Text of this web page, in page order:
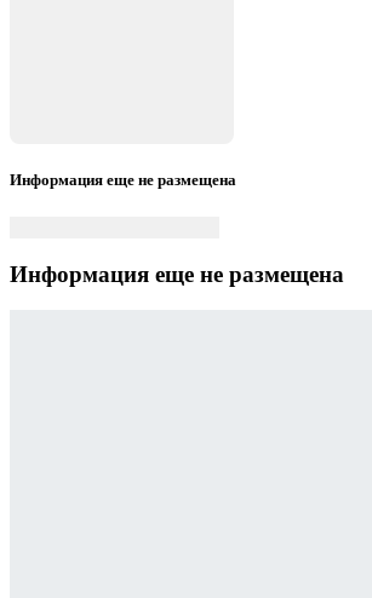
Информация еще не размещена
Информация еще не размещена